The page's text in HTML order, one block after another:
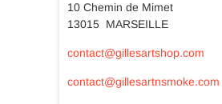
10 Chemin de Mimet
13015 MARSEILLE
contact@gillesartshop.com
contact@gillesartnsmoke.com